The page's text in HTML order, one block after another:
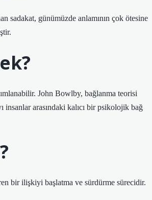
sadakat, günümüzde anlamının çok ötesine
John Bowlby, bağlanma teorisi
insanlar arasındaki kalıcı bir psikolojik bağ
bir ilişkiyi başlatma ve sürdürme sürecidir.